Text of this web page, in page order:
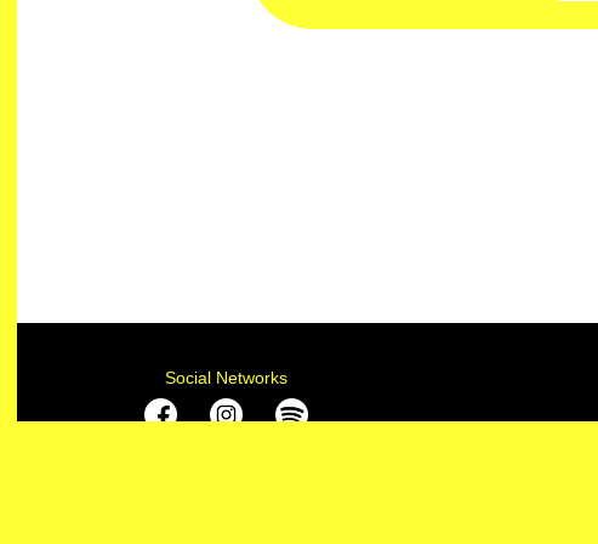
Social Networks